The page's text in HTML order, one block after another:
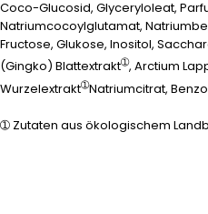
Coco-Glucosid, Glyceryloleat,
Natriumcocoylglutamat,
Fructose, Glukose, Inositol,
(Gingko) Blattextrakt➀, Arctium
Wurzelextrakt➀Natriumcitrat,
➀ Zutaten aus ökologischem